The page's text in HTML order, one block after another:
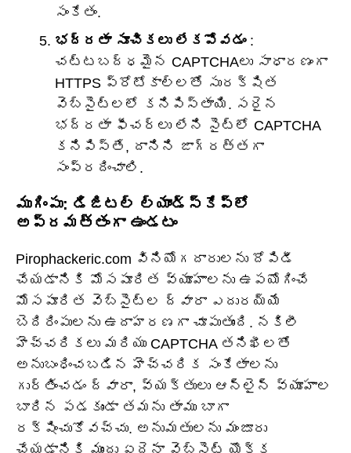
సంకేతం.
భద్రతా సూచికలు లేకపోవడం:
చట్టబద్ధమైన CAPTCHAలు సాధారణంగా
HTTPS ప్రోటోకాల్‌లతో సురక్షిత
వెబ్‌సైట్‌లలో కనిపిస్తాయి. సరైన
భద్రతా ఫీచర్లు లేని సైట్‌లో CAPTCHA
కనిపిస్తే, దానిని జాగ్రత్తగా
సంప్రదించాలి.
ముగింపు: డిజిటల్ ల్యాండ్‌స్కేప్‌లో
అప్రమత్తంగా ఉండటం
Pirophackeric.com వినియోగదారులను దోపిడీ
చేయడానికి మోసపూరిత వ్యూహాలను ఉపయోగించే
మోసపూరిత వెబ్‌సైట్‌ల ద్వారా ఎదురయ్యే
బెదిరింపులను ఉదాహరణగా చూపుతుంది. నకిలీ
హెచ్చరికలు మరియు CAPTCHA తనిఖీలతో
అనుబంధించబడిన హెచ్చరిక సంకేతాలను
గుర్తించడం ద్వారా, వ్యక్తులు ఆన్‌లైన్ వ్యూహాల
బారిన పడకుండా తమను తాము బాగా
రక్షించుకోవచ్చు. అనుమతులను మంజూరు